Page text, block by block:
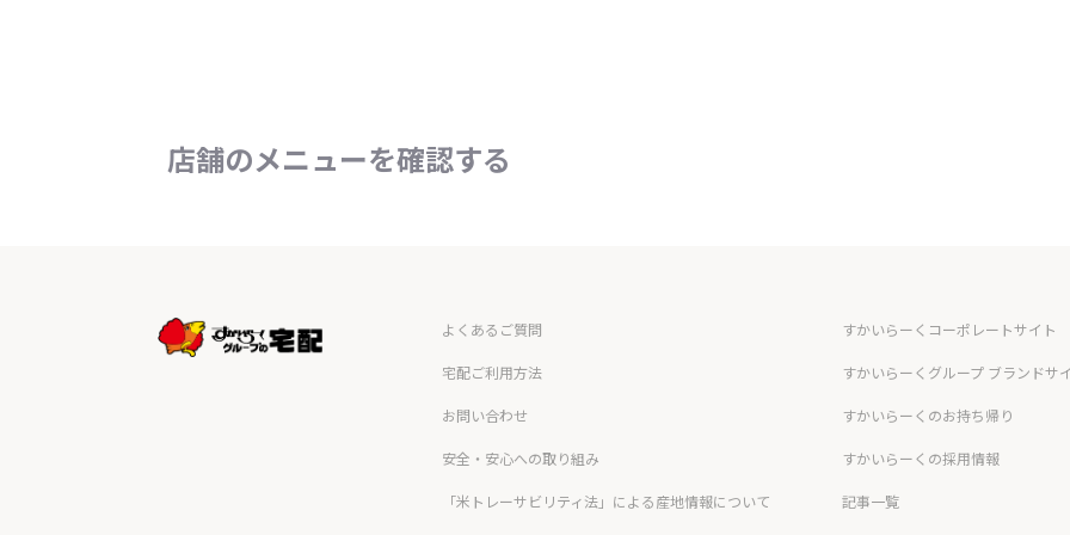
店舗のメニューを確認する
よくあるご質問
宅配ご利用方法
お問い合わせ
安全・安心への取り組み
「米トレーサビリティ法」による産地情報について
すかいらーくコーポレートサイト
すかいらーくグループ ブランドサ
すかいらーくのお持ち帰り
すかいらーくの採用情報
記事一覧